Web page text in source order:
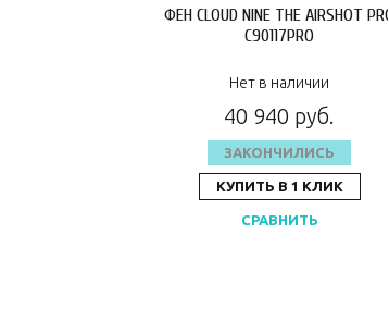
ФЕН CLOUD NINE THE AIRSHOT PRO
C90117PRO
Нет в наличии
40 940 руб.
ЗАКОНЧИЛИСЬ
КУПИТЬ В 1 КЛИК
СРАВНИТЬ